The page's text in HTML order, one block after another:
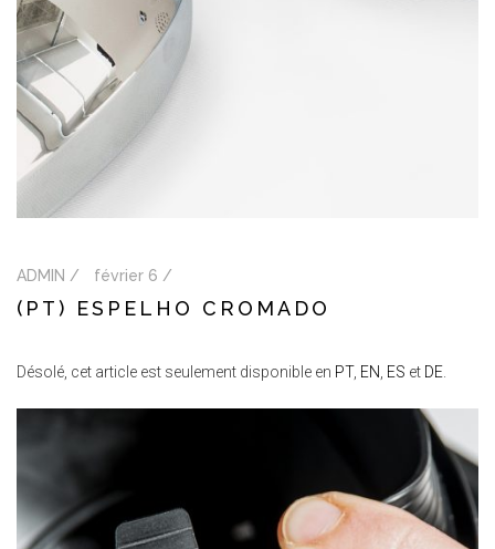
ADMIN / février 6 /
(PT) ESPELHO CROMADO
Désolé, cet article est seulement disponible en PT, EN ES et DE